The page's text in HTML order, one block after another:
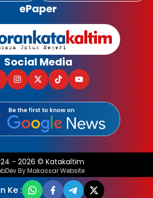
Ke :
ePaper
Social Media
- 2026 © Katakaltim
By Makassar Website